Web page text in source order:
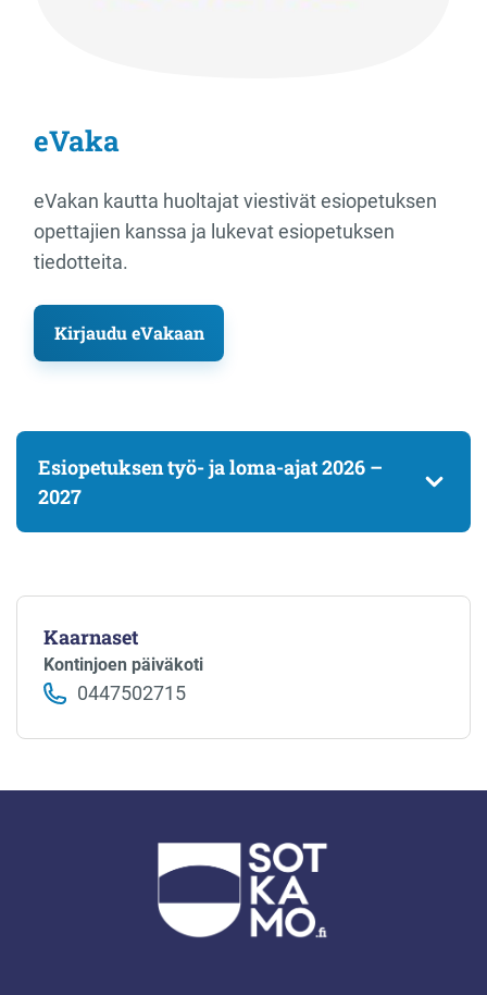
eVaka
eVakan kautta huoltajat viestivät esiopetuksen
opettajien kanssa ja lukevat esiopetuksen
tiedotteita.
Kirjaudu eVakaan
Esiopetuksen työ- ja loma-ajat 2026 –
2027
Kaarnaset
Kontinjoen päiväkoti
0447502715